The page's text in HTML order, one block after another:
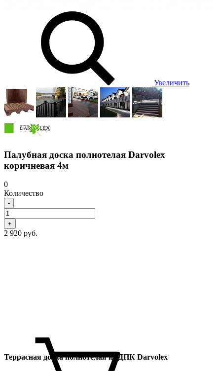
Увеличить
Палубная доска полнотелая Darvolex
коричневая 4м
0
Количество
-
+
2 920 руб.
Террасная доска полнотелая из ДПК Darvolex